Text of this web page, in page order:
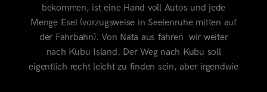
bekommen, ist eine Hand voll Autos und jede
Menge Esel (vorzugsweise in Seelenruhe mitten auf
der Fahrbahn). Von Nata aus fahren wir weiter
nach Kubu Island. Der Weg nach Kubu soll
eigentlich recht leicht zu finden sein, aber irgendwie